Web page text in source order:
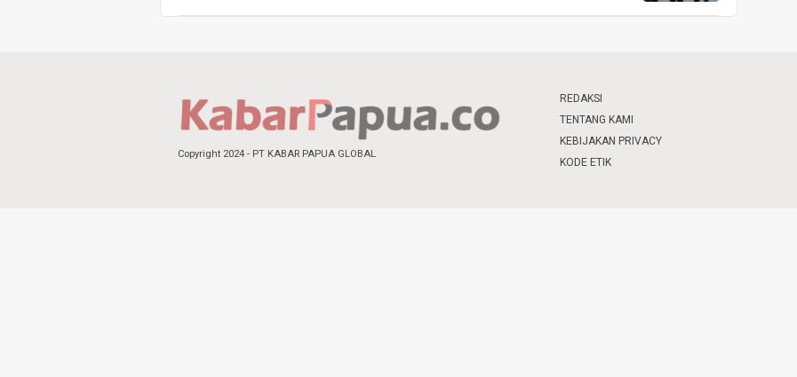
Copyright 2024 - PT KABAR PAPUA GLOBAL
REDAKSI
TENTANG KAMI
KEBIJAKAN PRIVACY
KODE ETIK